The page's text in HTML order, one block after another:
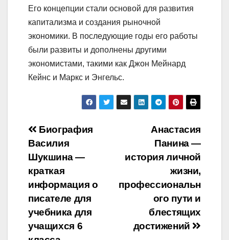
Его концепции стали основой для развития
капитализма и создания рыночной
экономики. В последующие годы его работы
были развиты и дополнены другими
экономистами, такими как Джон Мейнард
Кейнс и Маркс и Энгельс.
Навигация
по
записям
Анастасия
Панина —
история личной
жизни,
профессиональн
ого пути и
блестящих
достижений
Биография
Василия
Шукшина —
краткая
информация о
писателе для
учебника для
учащихся 6